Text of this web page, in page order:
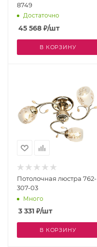
8749
Достаточно
45 568 ₽/шт
В КОРЗИНУ
Потолочная люстра 762-
307-03
Много
3 331 ₽/шт
В КОРЗИНУ